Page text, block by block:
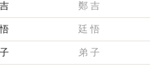
鄭 吉
廷 悟
弟 子